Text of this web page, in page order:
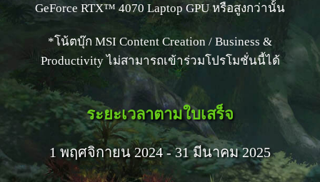
GeForce RTX™ 4070 Laptop GPU หรือสูงกว่านั้น
*โน้ตบุ๊ก MSI Content Creation / Business &
Productivity ไม่สามารถเข้าร่วมโปรโมชั่นนี้ได้
ระยะเวลาตามใบเสร็จ
1 พฤศจิกายน 2024 - 31 มีนาคม 2025